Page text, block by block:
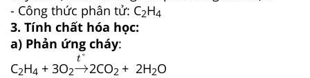
- Công thức phân tử: C2H4
3. Tính chất hóa học:
a) Phản ứng cháy:
C2H4 + 3O2
t °
→
→t°
2CO2 + 2H2O